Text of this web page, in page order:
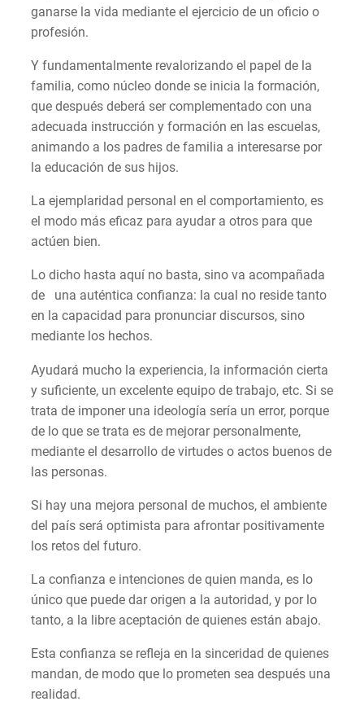
ganarse la vida mediante el ejercicio de un oficio o
profesión.
Y fundamentalmente revalorizando el papel de la
familia, como núcleo donde se inicia la formación,
que después deberá ser complementado con una
adecuada instrucción y formación en las escuelas,
animando a los padres de familia a interesarse por
la educación de sus hijos.
La ejemplaridad personal en el comportamiento, es
el modo más eficaz para ayudar a otros para que
actúen bien.
Lo dicho hasta aquí no basta, sino va acompañada
de una auténtica confianza: la cual no reside tanto
en la capacidad para pronunciar discursos, sino
mediante los hechos.
Ayudará mucho la experiencia, la información cierta
y suficiente, un excelente equipo de trabajo, etc. Si se
trata de imponer una ideología sería un error, porque
de lo que se trata es de mejorar personalmente,
mediante el desarrollo de virtudes o actos buenos de
las personas.
Si hay una mejora personal de muchos, el ambiente
del país será optimista para afrontar positivamente
los retos del futuro.
La confianza e intenciones de quien manda, es lo
único que puede dar origen a la autoridad, y por lo
tanto, a la libre aceptación de quienes están abajo.
Esta confianza se refleja en la sinceridad de quienes
mandan, de modo que lo prometen sea después una
realidad.